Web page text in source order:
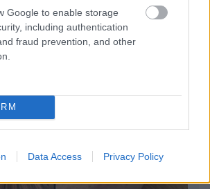
Google to enable storage
including authentication
fraud prevention, and other
Data Access Privacy Policy